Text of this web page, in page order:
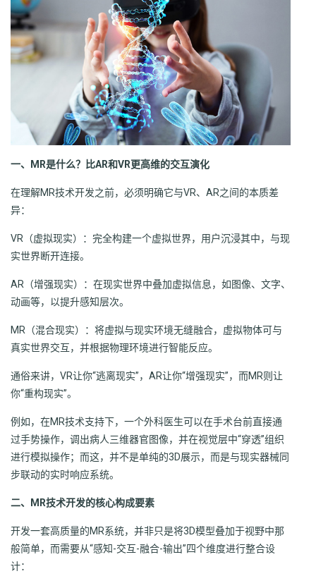
一、MR是什么？比AR和VR更高维的交互演化
在理解MR技术开发之前，必须明确它与VR、AR之间的本质差
异：
VR（虚拟现实）：完全构建一个虚拟世界，用户沉浸其中，与现
实世界断开连接。
AR（增强现实）：在现实世界中叠加虚拟信息，如图像、文字、
动画等，以提升感知层次。
MR（混合现实）：将虚拟与现实环境无缝融合，虚拟物体可与
真实世界交互，并根据物理环境进行智能反应。
通俗来讲，VR让你“逃离现实”，AR让你“增强现实”，而MR则让
你“重构现实”。
例如，在MR技术支持下，一个外科医生可以在手术台前直接通
过手势操作，调出病人三维器官图像，并在视觉层中“穿透”组织
进行模拟操作；而这，并不是单纯的3D展示，而是与现实器械同
步联动的实时响应系统。
二、MR技术开发的核心构成要素
开发一套高质量的MR系统，并非只是将3D模型叠加于视野中那
般简单，而需要从“感知-交互-融合-输出”四个维度进行整合设
计：